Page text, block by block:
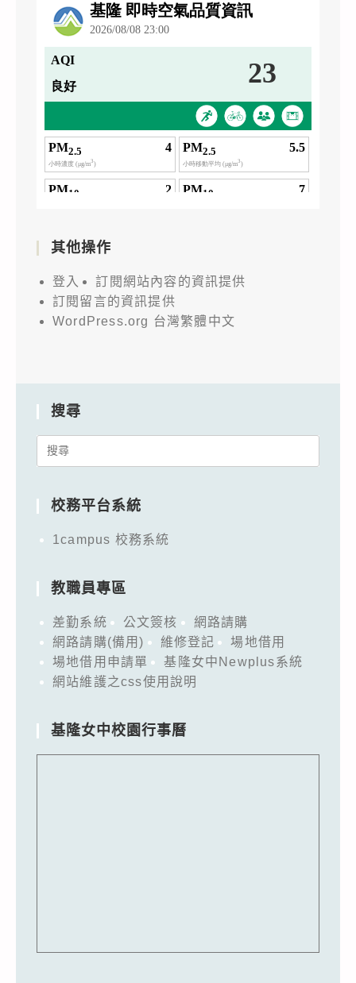
其他操作
登入
訂閱網站內容的資訊提供
訂閱留言的資訊提供
WordPress.org 台灣繁體中文
搜尋
Search
校務平台系統
1campus 校務系統
教職員專區
差勤系統 公文簽核
網路請購
網路請購(備用)
維修登記
場地借用
場地借用申請單
基隆女中Newplus系統
網站維護之css使用說明
基隆女中校園行事曆